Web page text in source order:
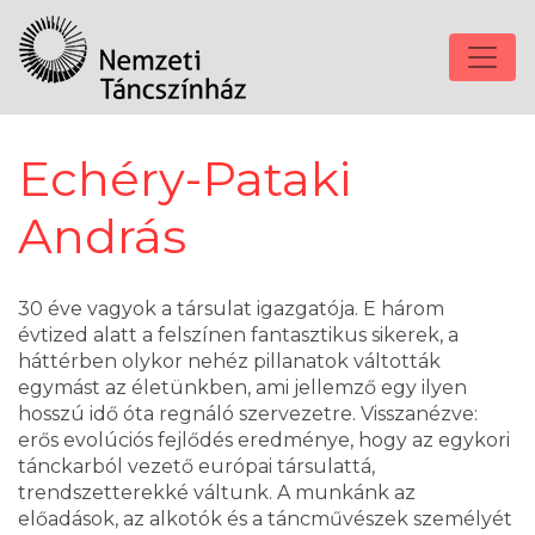
Echéry-Pataki
András
30 éve vagyok a társulat igazgatója. E három
évtized alatt a felszínen fantasztikus sikerek, a
háttérben olykor nehéz pillanatok váltották
egymást az életünkben, ami jellemző egy ilyen
hosszú idő óta regnáló szervezetre. Visszanézve:
erős evolúciós fejlődés eredménye, hogy az egykori
tánckarból vezető európai társulattá,
trendszetterekké váltunk. A munkánk az
előadások, az alkotók és a táncművészek személyét